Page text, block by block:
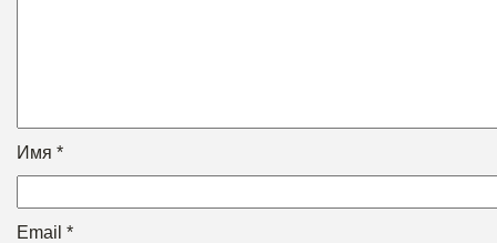
Имя *
Email *